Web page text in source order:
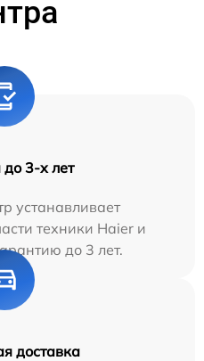
до 3-х лет
устанавливает
техники Haier и
до 3 лет.
доставка